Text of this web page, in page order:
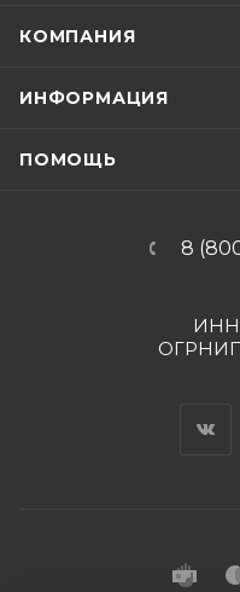
КОМПАНИЯ
ИНФОРМАЦИЯ
ПОМОЩЬ
8
ИНН
ОГРНИП